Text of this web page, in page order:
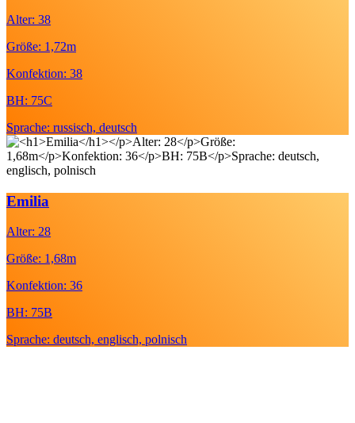
Alter: 38
Größe: 1,72m
Konfektion: 38
BH: 75C
Sprache: russisch, deutsch
Emilia
Alter: 28
Größe: 1,68m
Konfektion: 36
BH: 75B
Sprache: deutsch, englisch, polnisch